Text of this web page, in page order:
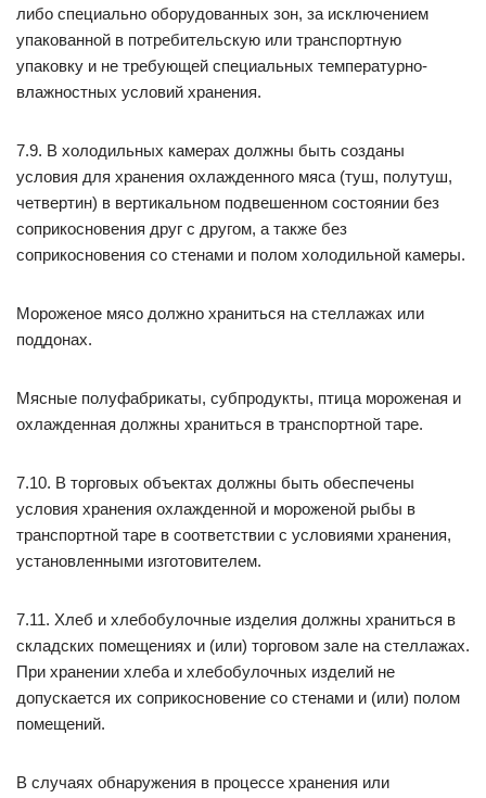
либо специально оборудованных зон, за исключением
упакованной в потребительскую или транспортную
упаковку и не требующей специальных температурно-
влажностных условий хранения.
7.9. В холодильных камерах должны быть созданы
условия для хранения охлажденного мяса (туш, полутуш,
четвертин) в вертикальном подвешенном состоянии без
соприкосновения друг с другом, а также без
соприкосновения со стенами и полом холодильной камеры.
Мороженое мясо должно храниться на стеллажах или
поддонах.
Мясные полуфабрикаты, субпродукты, птица мороженая и
охлажденная должны храниться в транспортной таре.
7.10. В торговых объектах должны быть обеспечены
условия хранения охлажденной и мороженой рыбы в
транспортной таре в соответствии с условиями хранения,
установленными изготовителем.
7.11. Хлеб и хлебобулочные изделия должны храниться в
складских помещениях и (или) торговом зале на стеллажах.
При хранении хлеба и хлебобулочных изделий не
допускается их соприкосновение со стенами и (или) полом
помещений.
В случаях обнаружения в процессе хранения или